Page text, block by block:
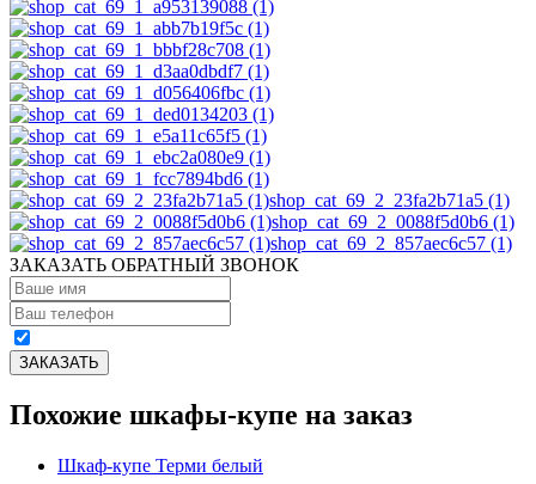
shop_cat_69_2_23fa2b71a5 (1)
shop_cat_69_2_0088f5d0b6 (1)
shop_cat_69_2_857aec6c57 (1)
ЗАКАЗАТЬ ОБРАТНЫЙ ЗВОНОК
Похожие шкафы-купе на заказ
Шкаф-купе Терми белый